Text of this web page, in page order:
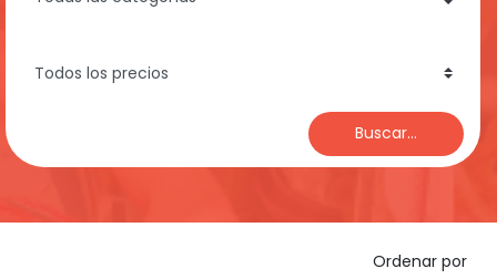
price
Buscar...
Ordenar por